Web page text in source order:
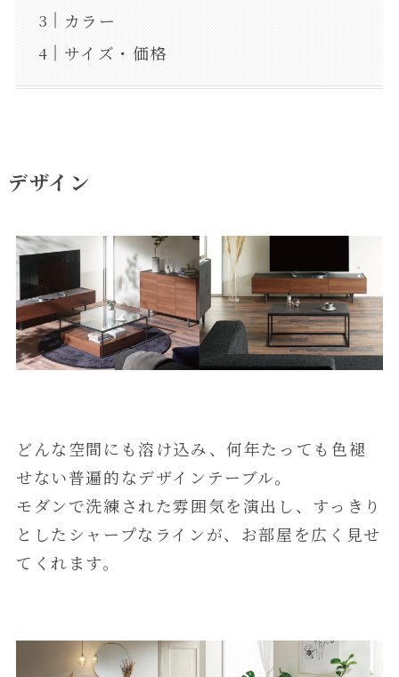
カラー
サイズ・価格
デザイン
どんな空間にも溶け込み、何年たっても色褪
せない普遍的なデザインテーブル。
モダンで洗練された雰囲気を演出し、すっきり
としたシャープなラインが、お部屋を広く見せ
てくれます。